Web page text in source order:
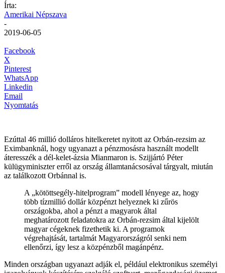
Írta:
Amerikai Népszava
-
2019-06-05
Facebook
X
Pinterest
WhatsApp
Linkedin
Email
Nyomtatás
Ezúttal 46 millió dolláros hitelkeretet nyitott az Orbán-rezsim az
Eximbanknál, hogy ugyanazt a pénzmosásra használt modellt
áteresszék a dél-kelet-ázsia Mianmaron is. Szijjártó Péter
külügyminiszter erről az ország államtanácsosával tárgyalt, miután
az találkozott Orbánnal is.
A „kötöttsegély-hitelprogram” modell lényege az, hogy
több tízmillió dollár közpénzt helyeznek ki zűrös
országokba, ahol a pénzt a magyarok által
meghatározott feladatokra az Orbán-rezsim által kijelölt
magyar cégeknek fizethetik ki. A programok
végrehajtását, tartalmát Magyarországról senki nem
ellenőrzi, így lesz a közpénzből magánpénz.
Minden országban ugyanazt adják el, például elektronikus személyi